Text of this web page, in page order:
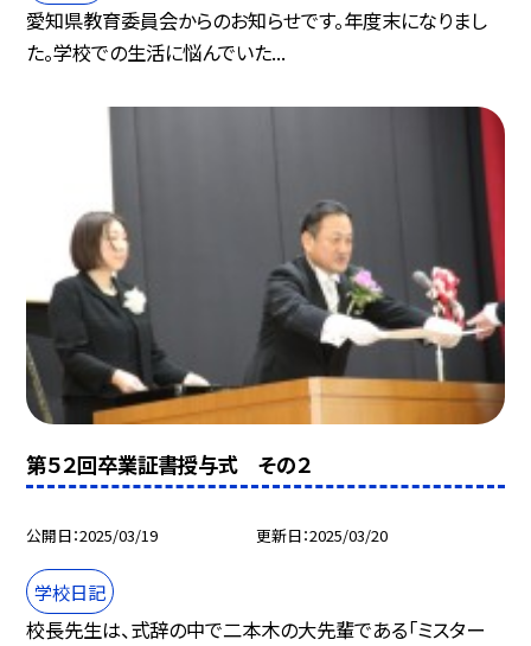
愛知県教育委員会からのお知らせです。年度末になりまし
た。学校での生活に悩んでいた...
第５２回卒業証書授与式 その２
公開日 2025/03/19 更新日 2025/03/20
学校日記
校長先生は、式辞の中で二本木の大先輩である「ミスター